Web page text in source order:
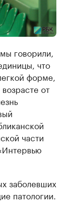
говорили,
что
форме,
от
части
заболевших
патологии.